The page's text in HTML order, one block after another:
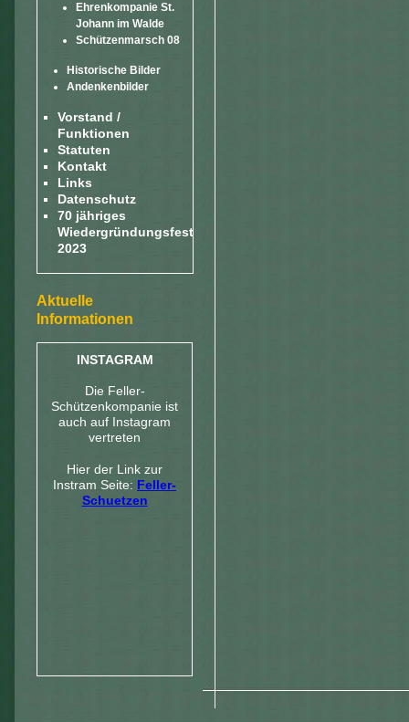
Ehrenkompanie St.
Johann im Walde
Schützenmarsch 08
Historische Bilder
Andenkenbilder
Vorstand /
Funktionen
Statuten
Kontakt
Links
Datenschutz
70 jähriges
Wiedergründungsfest
2023
Aktuelle
Informationen
INSTAGRAM
Die Feller-
Schützenkompanie ist
auch auf Instagram
vertreten
Hier der Link zur
Instram Seite: Feller-
Schuetzen